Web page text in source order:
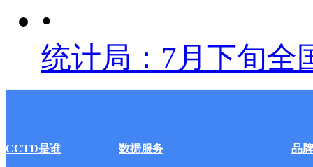
•
统计局：7月下旬全
CCTD是谁 数据服务 品